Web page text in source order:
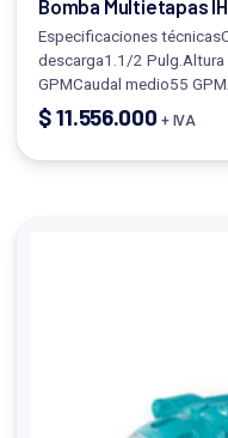
Bomba Multietapas
Especificaciones
descarga1.1/2
GPMCaudal medio55
$11.556.000 + IVA